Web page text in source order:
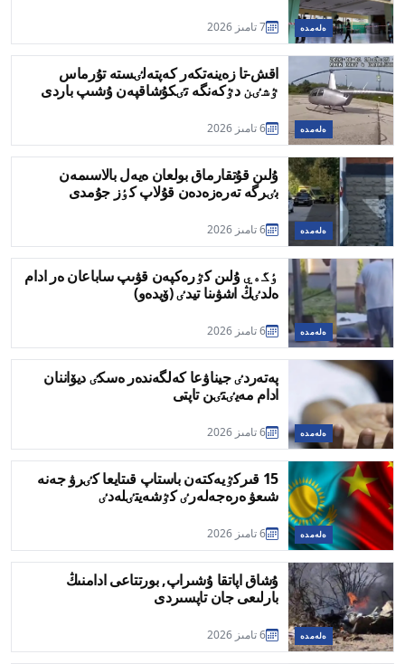
ەلەمدە 7 تامىز 2026
ەلەمدە
اقش-تا زەينەتكەر كەپتەلٸستە تۇرماس
ٷشٸن دٷكەنگە تٸكۇشاقپەن ۇشىپ باردى
6 تامىز 2026
ەلەمدە
ۇلىن قۇتقارماق بولعان ەيەل بالاسىمەن
بٸرگە تەرەزەدەن قۇلاپ كٶز جۇمدى
6 تامىز 2026
ەلەمدە
ٶگەي ۇلىن كٷرەكپەن قۋىپ ساباعان ەر ادام
ەلدٸڭ اشۋىنا تيدٸ (ۆيدەو)
6 تامىز 2026
ەلەمدە
پەتەردٸ جيناۋعا كەلگەندەر ەسكٸ ديۆاننان
ادام مەيٸتٸن تاپتى
6 تامىز 2026
ەلەمدە
15 قىركٷيەكتەن باستاپ قىتايعا كٸرۋ جەنە
شىعۋ ەرەجەلەرٸ كٷشەيتٸلەدٸ
6 تامىز 2026
ەلەمدە
ۇشاق اپاتقا ۇشىراپ, بورتتاعى ادامنىڭ
بارلىعى جان تاپسىردى
6 تامىز 2026